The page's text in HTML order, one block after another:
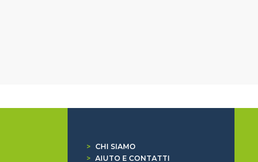
>
CHI SIAMO
> AIUTO E CONTATTI